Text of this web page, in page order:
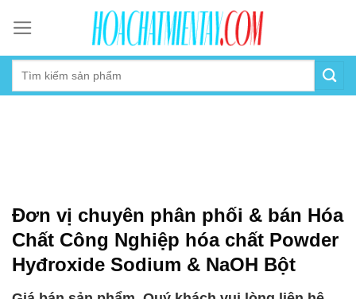
content
Đơn vị chuyên phân phối & bán Hóa
Chất Công Nghiệp hóa chất Powder
Hyđroxide Sodium & NaOH Bột